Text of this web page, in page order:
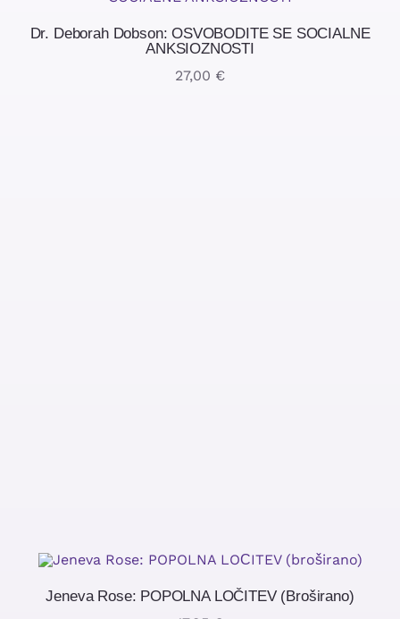
Dr. Deborah Dobson: OSVOBODITE SE SOCIALNE
ANKSIOZNOSTI
27,00 €
Jeneva Rose: POPOLNA LOČITEV (broširano)